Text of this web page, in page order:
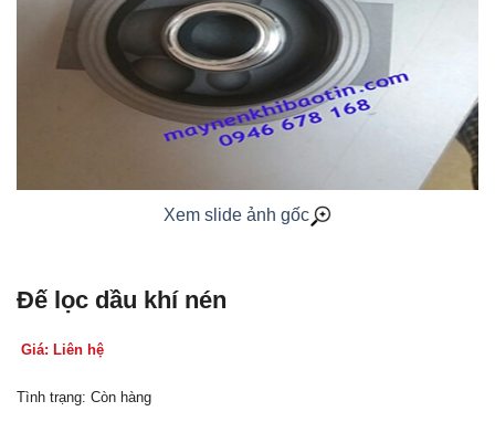
Xem slide ảnh gốc
Đế lọc dầu khí nén
Giá: Liên hệ
Tình trạng: Còn hàng